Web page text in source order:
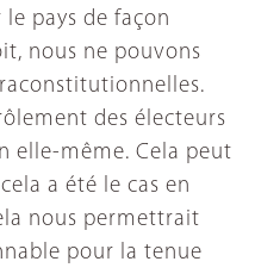
pays de façon
nous ne pouvons
des électeurs
elle-même. Cela peut
a été le cas en
nous permettrait
pour la tenue